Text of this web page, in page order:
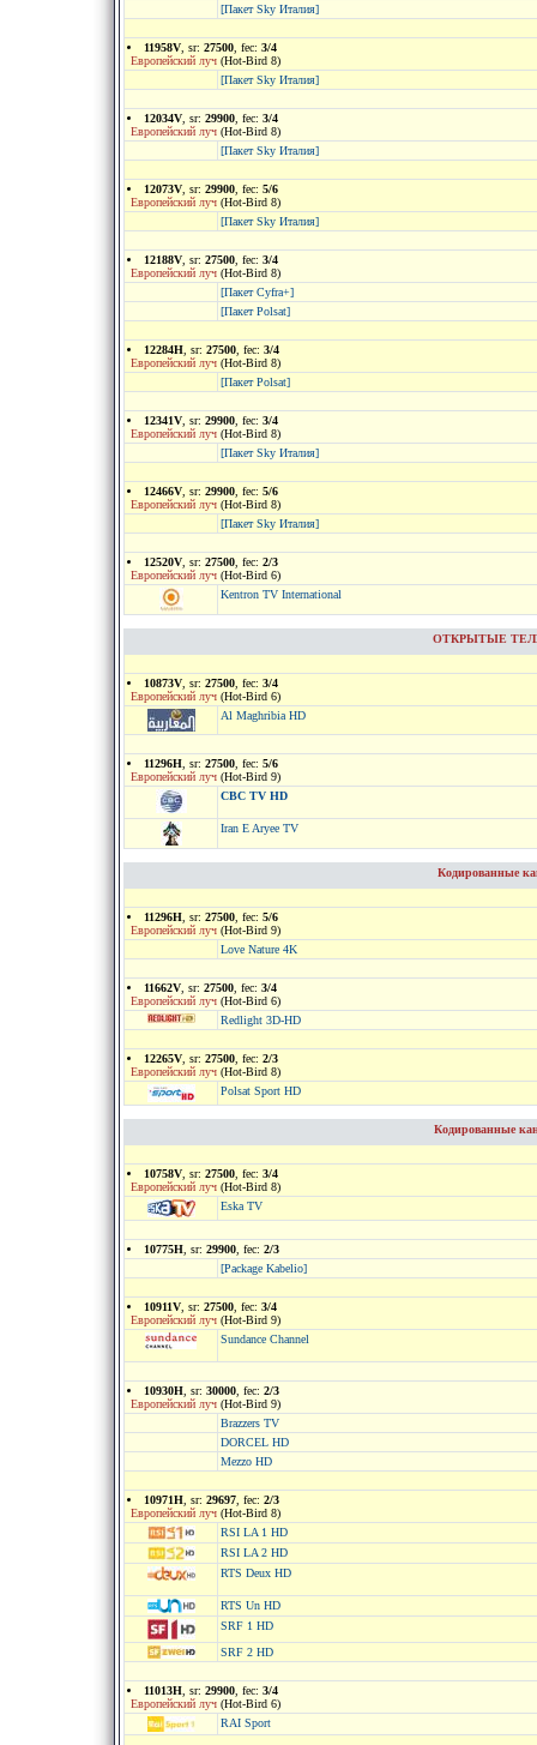
[Пакет Sky Италия]
11958V , sr: 27500 , fec: 3/4
Европейский луч (Hot-Bird 8)
[Пакет Sky Италия]
12034V , sr: 29900 , fec: 3/4
Европейский луч (Hot-Bird 8)
[Пакет Sky Италия]
12073V , sr: 29900 , fec: 5/6
Европейский луч (Hot-Bird 8)
[Пакет Sky Италия]
12188V , sr: 27500 , fec: 3/4
Европейский луч (Hot-Bird 8)
[Пакет Cyfra+]
[Пакет Polsat]
12284H , sr: 27500 , fec: 3/4
Европейский луч (Hot-Bird 8)
[Пакет Polsat]
12341V , sr: 29900 , fec: 3/4
Европейский луч (Hot-Bird 8)
[Пакет Sky Италия]
12466V , sr: 29900 , fec: 5/6
Европейский луч (Hot-Bird 8)
[Пакет Sky Италия]
12520V , sr: 27500 , fec: 2/3
Европейский луч (Hot-Bird 6)
Kentron TV International
ОТКРЫТЫЕ
10873V , sr: 27500 , fec: 3/4
Европейский луч (Hot-Bird 6)
Al Maghribia HD
11296H , sr: 27500 , fec: 5/6
Европейский луч (Hot-Bird 9)
CBC TV HD
Iran E Aryee TV
Кодированные
11296H , sr: 27500 , fec: 5/6
Европейский луч (Hot-Bird 9)
Love Nature 4K
11662V , sr: 27500 , fec: 3/4
Европейский луч (Hot-Bird 6)
Redlight 3D-HD
12265V , sr: 27500 , fec: 2/3
Европейский луч (Hot-Bird 8)
Polsat Sport HD
Кодированные
10758V , sr: 27500 , fec: 3/4
Европейский луч (Hot-Bird 8)
Eska TV
10775H , sr: 29900 , fec: 2/3
[Package Kabelio]
10911V , sr: 27500 , fec: 3/4
Европейский луч (Hot-Bird 9)
Sundance Channel
10930H , sr: 30000 , fec: 2/3
Европейский луч (Hot-Bird 9)
Brazzers TV
DORCEL HD
Mezzo HD
10971H , sr: 29697 , fec: 2/3
Европейский луч (Hot-Bird 8)
RSI LA 1 HD
RSI LA 2 HD
RTS Deux HD
RTS Un HD
SRF 1 HD
SRF 2 HD
11013H , sr: 29900 , fec: 3/4
Европейский луч (Hot-Bird 6)
RAI Sport